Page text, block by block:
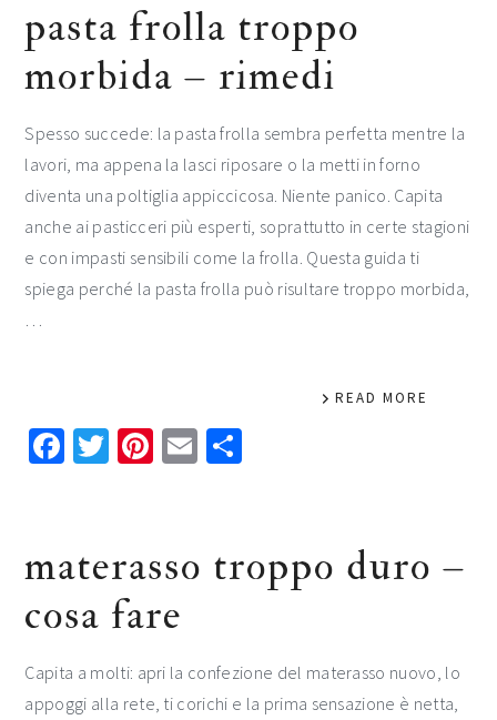
pasta frolla troppo
morbida – rimedi​​
Spesso succede: la pasta frolla sembra perfetta mentre la
lavori, ma appena la lasci riposare o la metti in forno
diventa una poltiglia appiccicosa. Niente panico. Capita
anche ai pasticceri più esperti, soprattutto in certe stagioni
e con impasti sensibili come la frolla. Questa guida ti
spiega perché la pasta frolla può risultare troppo morbida,
…
READ MORE
Facebook
Twitter
Pinterest
Email
materasso troppo duro​ –
cosa fare​​
Capita a molti: apri la confezione del materasso nuovo, lo
appoggi alla rete, ti corichi e la prima sensazione è netta,